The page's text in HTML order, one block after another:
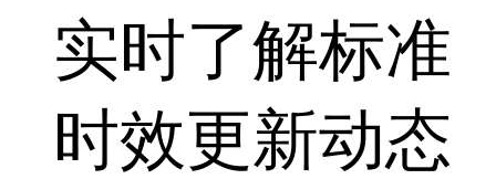
实时了解标准
时效更新动态